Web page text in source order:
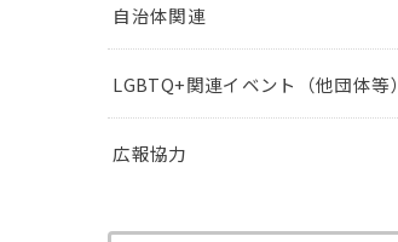
自治体関連
LGBTQ+関連イベント（他団体等）
広報協力